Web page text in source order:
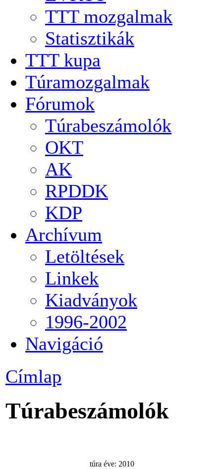
TTT mozgalmak
Statisztikák
TTT kupa
Túramozgalmak
Fórumok
Túrabeszámolók
OKT
AK
RPDDK
KDP
Archívum
Letöltések
Linkek
Kiadványok
1996-2002
Navigáció
Címlap
Túrabeszámolók
túra éve: 2010